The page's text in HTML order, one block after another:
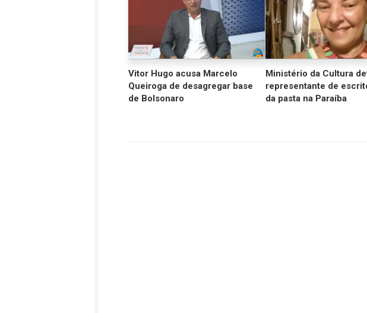
Vitor Hugo acusa Marcelo
Queiroga de desagregar base
de Bolsonaro
Ministério da Cultura
representante de
da pasta na Paraíba